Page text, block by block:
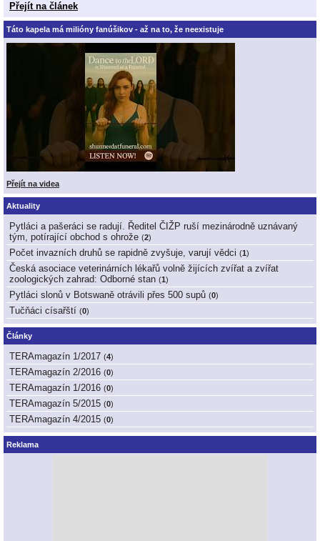
Přejít na článek
Táto kapela má milióny fanúšikov - až na to, že neexistuje
Přejít na videa
Aktuality
Pytláci a pašeráci se radují. Ředitel ČIŽP ruší mezinárodně uznávaný
tým, potírající obchod s ohrože (2)
Počet invazních druhů se rapidně zvyšuje, varují vědci (1 )
Česká asociace veterinárních lékařů volně žijících zvířat a zvířat
zoologických zahrad: Odborné stan (1 )
Pytláci slonů v Botswaně otrávili přes 500 supů (0)
Tučňáci císařští (0)
Články
TERAmagazín 1/2017 (4)
TERAmagazín 2/2016 (0)
TERAmagazín 1/2016 (0)
TERAmagazín 5/2015 (0)
TERAmagazín 4/2015 (0)
Reklama